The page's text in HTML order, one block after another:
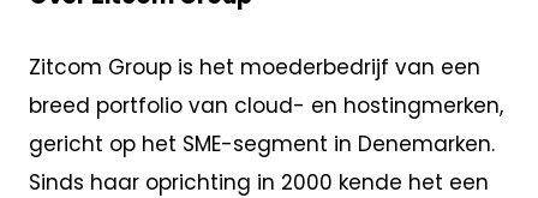
Zitcom Group is het moederbedrijf van een
breed portfolio van cloud- en hostingmerken,
gericht op het SME-segment in Denemarken.
Sinds haar oprichting in 2000 kende het een